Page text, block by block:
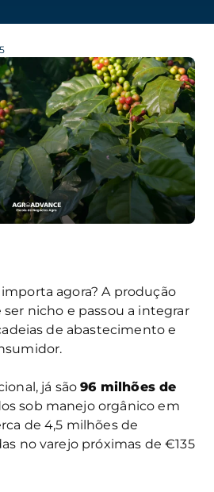
agora? A produção
nicho e passou a integrar
de abastecimento e
já são96 milhões de
sob manejo orgânico em
de 4,5 milhões de
no varejo próximas de €135